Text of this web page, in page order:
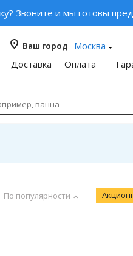
Звоните и мы готовы
Ваш город
Москва
Доставка
Оплата
По популярности